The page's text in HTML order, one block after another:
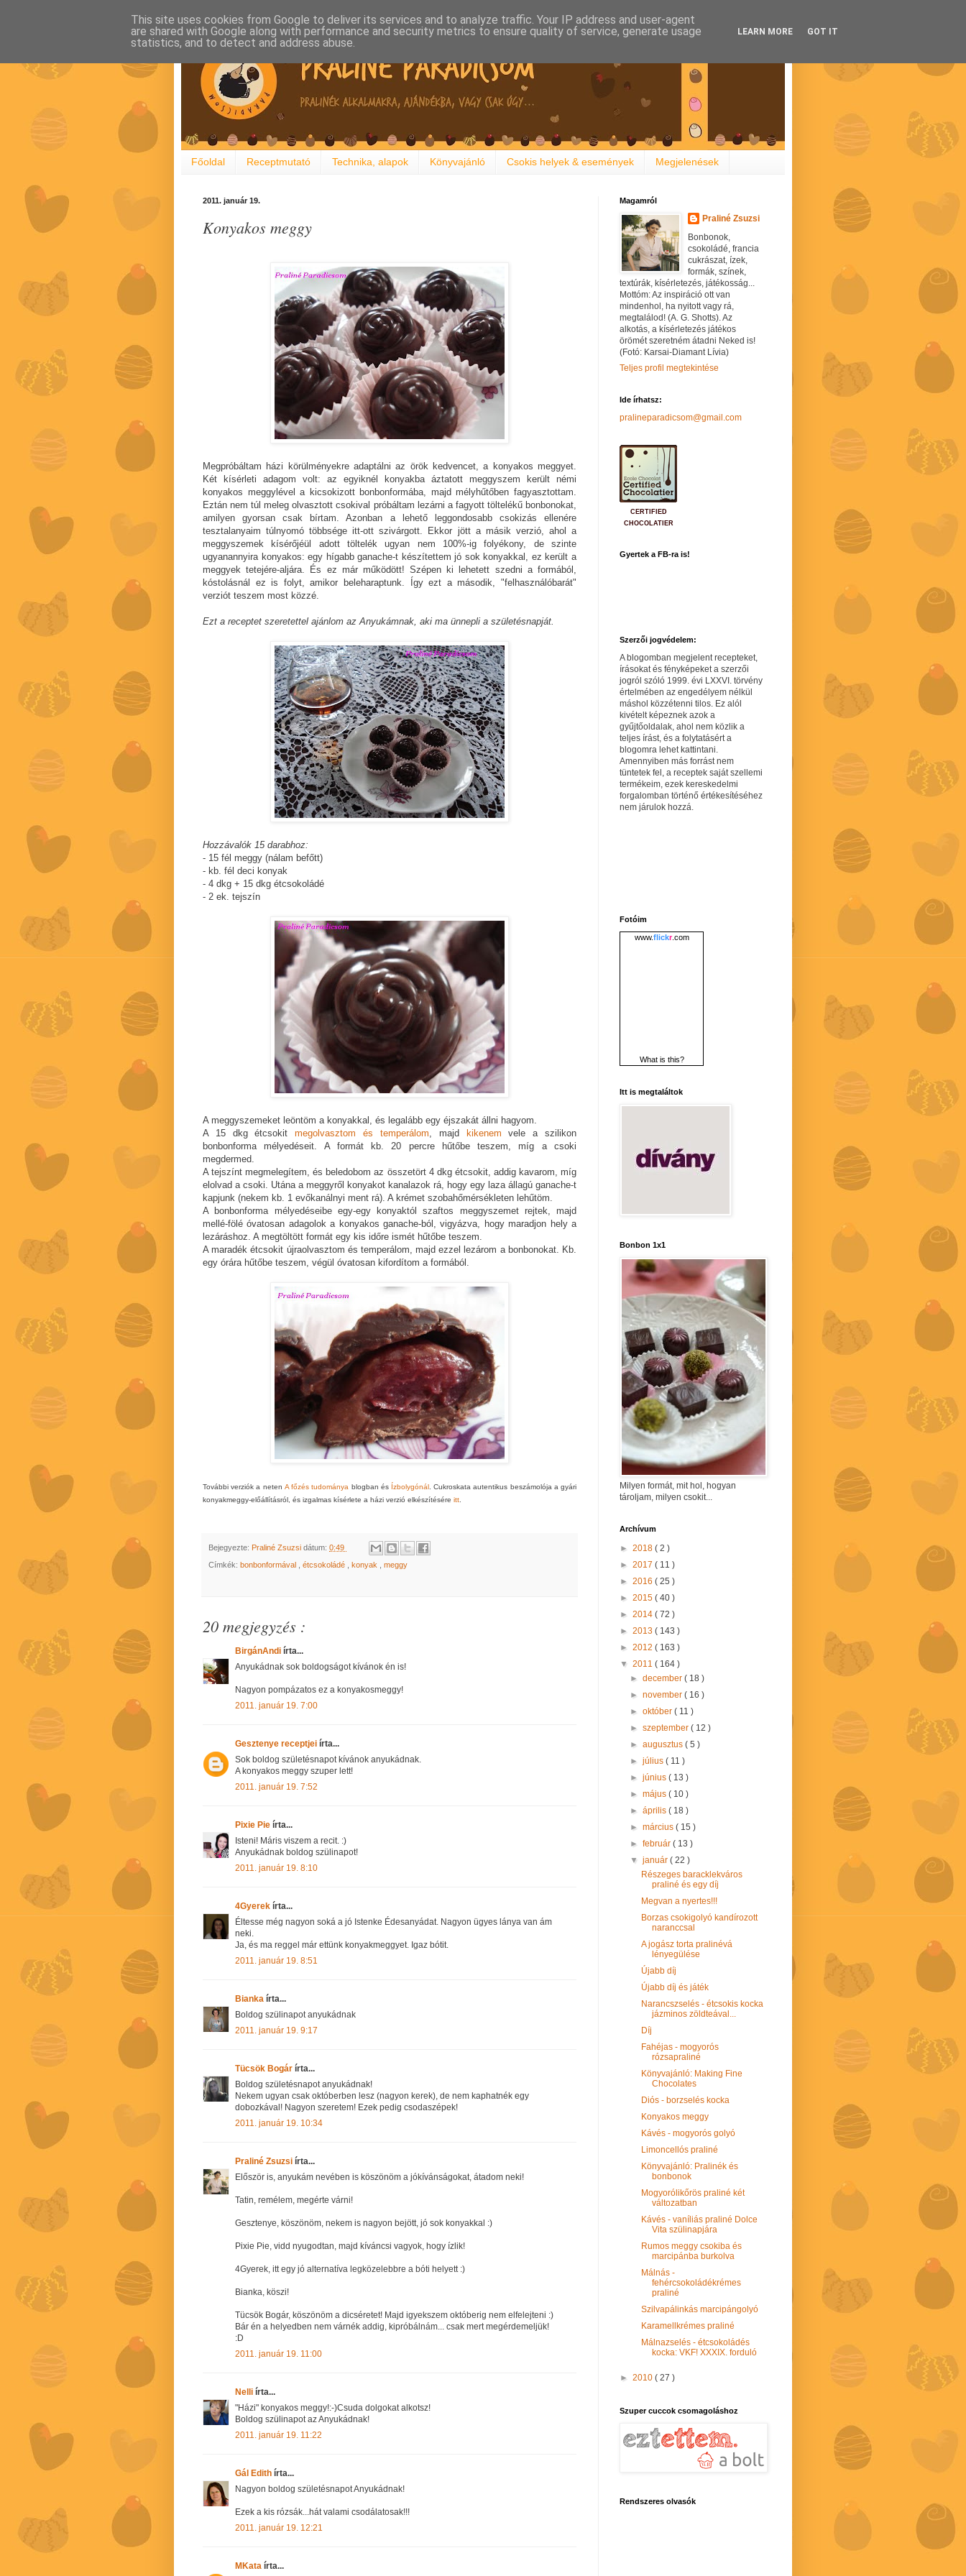
Főoldal Receptmutató Technika, alapok Könyvajánló Csokis helyek & események Megjelenések
2011. január 19.
Konyakos meggy
Megpróbáltam házi körülményekre adaptálni az örök kedvencet, a konyakos meggyet.
Két kísérleti adagom volt: az egyiknél konyakba áztatott meggyszem került némi
konyakos meggylével a kicsokizott bonbonformába, majd mélyhűtőben fagyasztottam.
Eztán nem túl meleg olvasztott csokival próbáltam lezárni a fagyott töltelékű bonbonokat,
amilyen gyorsan csak bírtam. Azonban a lehető leggondosabb csokizás ellenére
tesztalanyaim túlnyomó többsége itt-ott szivárgott. Ekkor jött a másik verzió, ahol a
meggyszemek kísérőjéül adott töltelék ugyan nem 100%-ig folyékony, de szinte
ugyanannyira konyakos: egy hígabb ganache-t készítettem jó sok konyakkal, ez került a
meggyek tetejére-aljára. És ez már működött! Szépen ki lehetett szedni a formából,
kóstolásnál ez is folyt, amikor beleharaptunk. Így ezt a második, "felhasználóbarát"
verziót teszem most közzé.
Ezt a receptet szeretettel ajánlom az Anyukámnak, aki ma ünnepli a születésnapját.
Hozzávalók 15 darabhoz:
- 15 fél meggy (nálam befőtt)
- kb. fél deci konyak
- 4 dkg + 15 dkg étcsokoládé
- 2 ek. tejszín
A meggyszemeket leöntöm a konyakkal, és legalább egy éjszakát állni hagyom.
A 15 dkg étcsokitmegolvasztom és temperálom, majd kikenem vele a szilikon
bonbonforma mélyedéseit. A formát kb. 20 percre hűtőbe teszem, míg a csoki
megdermed.
A tejszínt megmelegítem, és beledobom az összetört 4 dkg étcsokit, addig kavarom, míg
elolvad a csoki. Utána a meggyről konyakot kanalazok rá, hogy egy laza állagú ganache-t
kapjunk (nekem kb. 1 evőkanálnyi ment rá). A krémet szobahőmérsékleten lehűtöm.
A bonbonforma mélyedéseibe egy-egy konyaktól szaftos meggyszemet rejtek, majd
mellé-fölé óvatosan adagolok a konyakos ganache-ból, vigyázva, hogy maradjon hely a
lezáráshoz. A megtöltött formát egy kis időre ismét hűtőbe teszem.
A maradék étcsokit újraolvasztom és temperálom, majd ezzel lezárom a bonbonokat. Kb.
egy órára hűtőbe teszem, végül óvatosan kifordítom a formából.
További verziók a neten A főzés tudománya blogban és Ízbolygónál . Cukroskata autentikus beszámolója a gyári
konyakmeggy-előállításról, és izgalmas kísérlete a házi verzió elkészítésére itt.
Bejegyezte: Praliné Zsuzsi dátum: 0:49
Címkék: bonbonformával étcsokoládé konyak meggy
20 megjegyzés :
BirgánAndi írta...
Anyukádnak sok boldogságot kívánok én is!
Nagyon pompázatos ez a konyakosmeggy!
2011. január 19. 7:00
Gesztenye receptjei írta...
Sok boldog születésnapot kívánok anyukádnak.
A konyakos meggy szuper lett!
2011. január 19. 7:52
Pixie Pie írta...
Isteni! Máris viszem a recit. :)
Anyukádnak boldog szülinapot!
2011. január 19. 8:10
4Gyerek írta...
Éltesse még nagyon soká a jó Istenke Édesanyádat. Nagyon ügyes lánya van ám
neki.
Ja, és ma reggel már ettünk konyakmeggyet. Igaz bótit.
2011. január 19. 8:51
Bianka írta...
Boldog szülinapot anyukádnak
2011. január 19. 9:17
Tücsök Bogár írta...
Boldog születésnapot anyukádnak!
Nekem ugyan csak októberben lesz (nagyon kerek), de nem kaphatnék egy
dobozkával! Nagyon szeretem! Ezek pedig csodaszépek!
2011. január 19. 10:34
Praliné Zsuzsi írta...
Először is, anyukám nevében is köszönöm a jókívánságokat, átadom neki!
Tatin, remélem, megérte várni!
Gesztenye, köszönöm, nekem is nagyon bejött, jó sok konyakkal :)
Pixie Pie, vidd nyugodtan, majd kíváncsi vagyok, hogy ízlik!
4Gyerek, itt egy jó alternatíva legközelebbre a bóti helyett :)
Bianka, köszi!
Tücsök Bogár, köszönöm a dicséretet! Majd igyekszem októberig nem elfelejteni :)
Bár én a helyedben nem várnék addig, kipróbálnám... csak mert megérdemeljük!
:D
2011. január 19. 11:00
Nelli írta...
"Házi" konyakos meggy!:-)Csuda dolgokat alkotsz!
Boldog szülinapot az Anyukádnak!
2011. január 19. 11:22
Gál Edith írta...
Nagyon boldog születésnapot Anyukádnak!
Ezek a kis rózsák...hát valami csodálatosak!!!
2011. január 19. 12:21
MKata írta...
Magamról
Praliné Zsuzsi
Bonbonok,
csokoládé, francia
cukrászat, ízek,
formák, színek,
textúrák, kísérletezés, játékosság...
Mottóm: Az inspiráció ott van
mindenhol, ha nyitott vagy rá,
megtalálod! (A. G. Shotts). Az
alkotás, a kísérletezés játékos
örömét szeretném átadni Neked is!
(Fotó: Karsai-Diamant Lívia)
Teljes profil megtekintése
Ide írhatsz:
pralineparadicsom@gmail.com
CERTIFIED
CHOCOLATIER
Gyertek a FB-ra is!
Szerzői jogvédelem:
A blogomban megjelent recepteket,
írásokat és fényképeket a szerzői
jogról szóló 1999. évi LXXVI. törvény
értelmében az engedélyem nélkül
máshol közzétenni tilos. Ez alól
kivételt képeznek azok a
gyűjtőoldalak, ahol nem közlik a
teljes írást, és a folytatásért a
blogomra lehet kattintani.
Amennyiben más forrást nem
tüntetek fel, a receptek saját szellemi
termékeim, ezek kereskedelmi
forgalomban történő értékesítéséhez
nem járulok hozzá.
Fotóim
www.flickr.com
What is this?
Itt is megtaláltok
Bonbon 1x1
Milyen formát, mit hol, hogyan
tároljam, milyen csokit...
Archívum
► 2018 ( 2 )
► 2017 ( 11 )
► 2016 ( 25 )
► 2015 ( 40 )
► 2014 ( 72 )
► 2013 ( 143 )
► 2012 ( 163 )
▼ 2011 ( 164 )
►december( 18 )
►november( 16 )
►október( 11 )
►szeptember( 12 )
►augusztus( 5 )
►július( 11 )
►június( 13 )
►május( 10 )
►április( 18 )
►március( 15 )
►február( 13 )
▼január( 22 )
Részeges baracklekváros
praliné és egy díj
Megvan a nyertes!!!
Borzas csokigolyó kandírozott
naranccsal
A jogász torta pralinévá
lényegülése
Újabb díj
Újabb díj és játék
Narancszselés - étcsokis kocka
jázminos zöldteával...
Díj
Fahéjas - mogyorós
rózsapraliné
Könyvajánló: Making Fine
Chocolates
Diós - borzselés kocka
Konyakos meggy
Kávés - mogyorós golyó
Limoncellós praliné
Könyvajánló: Pralinék és
bonbonok
Mogyorólikőrös praliné két
változatban
Kávés - vaníliás praliné Dolce
Vita szülinapjára
Rumos meggy csokiba és
marcipánba burkolva
Málnás -
fehércsokoládékrémes
praliné
Szilvapálinkás marcipángolyó
Karamellkrémes praliné
Málnazselés - étcsokoládés
kocka: VKF! XXXIX. forduló
► 2010 ( 27 )
Szuper cuccok csomagoláshoz
Rendszeres olvasók
This site uses cookies from Google to deliver its services and to analyze traffic. Your IP address and user-agent
are shared with Google along with performance and security metrics to ensure quality of service, generate usage
statistics, and to detect and address abuse.
LEARN MORE GOT IT